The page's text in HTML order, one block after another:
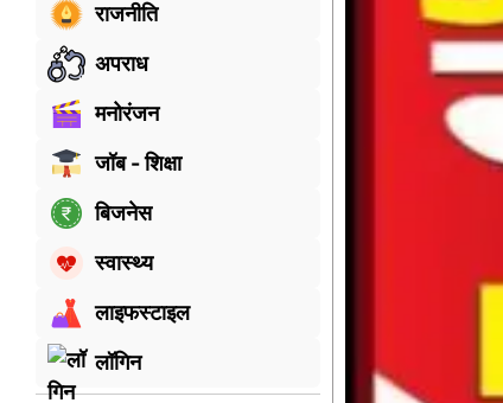
राजनीति
अपराध
मनोरंजन
जॉब - शिक्षा
बिजनेस
स्वास्थ्य
लाइफस्टाइल
लॉगिन